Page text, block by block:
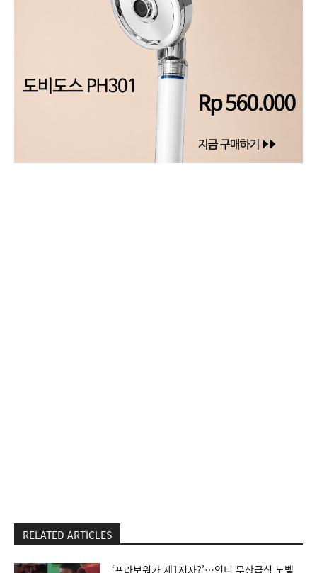
RELATED ARTICLES
‘프라보워가 제1저자?’…인니 무상급식 노벨